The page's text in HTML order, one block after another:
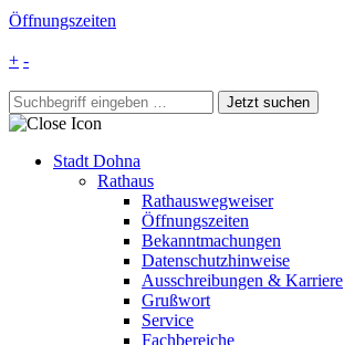
Öffnungszeiten
+ -
Stadt Dohna
Rathaus
Rathauswegweiser
Öffnungszeiten
Bekanntmachungen
Datenschutzhinweise
Ausschreibungen & Karriere
Grußwort
Service
Fachbereiche